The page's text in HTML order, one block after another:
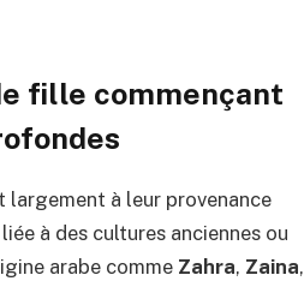
fille commençant
à leur provenance
à des cultures anciennes ou
arabe comme Zahra, Zaina,